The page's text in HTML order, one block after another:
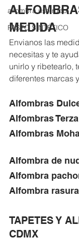
alfombra uso rudo
PASTO SINTÉTICO
MEDIDA
Envianos las
necesitas y te
unirlo y ribetearlo,
diferentes marcas
Alfombras
Alfombras Terza
Alfombra de
Alfombra
Alfombra
TAPETES Y
CDMX